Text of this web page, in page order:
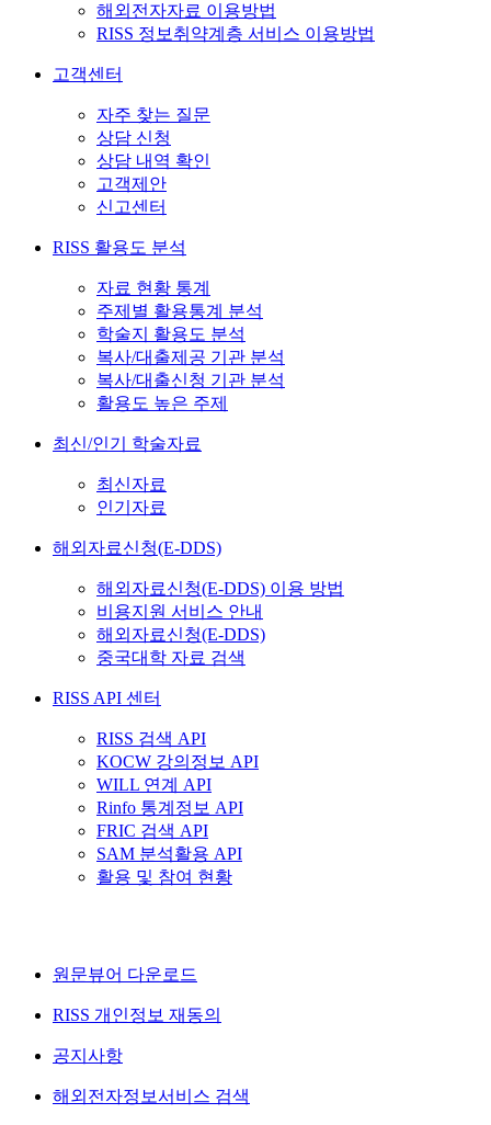
해외전자자료 이용방법
RISS 정보취약계층 서비스 이용방법
고객센터
자주 찾는 질문
상담 신청
상담 내역 확인
고객제안
신고센터
RISS 활용도 분석
자료 현황 통계
주제별 활용통계 분석
학술지 활용도 분석
복사/대출제공 기관 분석
복사/대출신청 기관 분석
활용도 높은 주제
최신/인기 학술자료
최신자료
인기자료
해외자료신청(E-DDS)
해외자료신청(E-DDS) 이용 방법
비용지원 서비스 안내
해외자료신청(E-DDS)
중국대학 자료 검색
RISS API 센터
RISS 검색 API
KOCW 강의정보 API
WILL 연계 API
Rinfo 통계정보 API
FRIC 검색 API
SAM 분석활용 API
활용 및 참여 현황
원문뷰어 다운로드
RISS 개인정보 재동의
공지사항
해외전자정보서비스 검색